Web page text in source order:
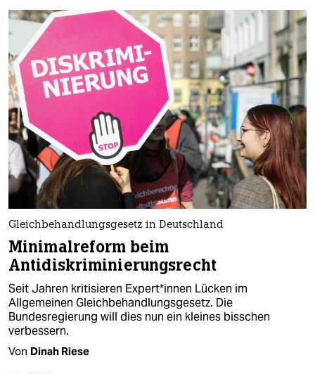
genossenschaft
epaper login
Gleichbehandlungsgesetz in Deutschland
Minimalreform beim
Antidiskriminierungsrecht
Seit Jahren kritisieren Ex­per­t*in­nen Lücken im
Allgemeinen Gleichbehandlungsgesetz. Die
Bundesregierung will dies nun ein kleines bisschen
verbessern.
Von Dinah Riese